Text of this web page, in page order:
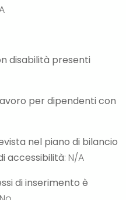
disabilità presenti
per dipendenti con
nel piano di bilancio
accessibilità: N/A
di inserimento è